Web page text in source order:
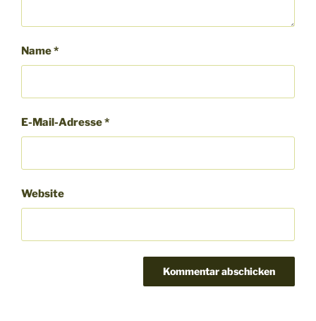
Name*
E-Mail-Adresse*
Website